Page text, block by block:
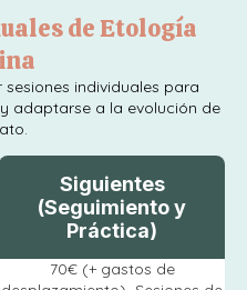
de Etología
individuales para
adaptarse a la evolución de
Siguientes
(Seguimiento y
Práctica)​
70€ (+ gastos de